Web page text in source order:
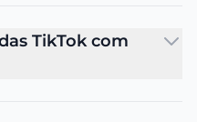
TikTok com